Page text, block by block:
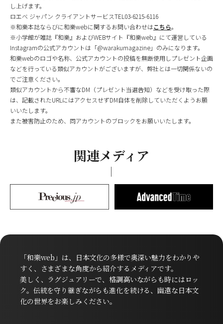
し上げます。
ロエベ ジャパン クライアントサービスTEL03-6215-6116
※和樂本誌ならびに和樂webに関するお問い合わせはこちら。
※小学館が雑誌『和樂』およびWEBサイト『和樂web』にて運営している
Instagramの公式アカウントは「@warakumagazine」のみになります。
和樂webのロゴや名称、公式アカウントの投稿を無断使用しプレゼント企画
などを行っている類似アカウントがございますが、弊社とは一切関係ないの
でご注意ください。
類似アカウントから不審なDM（プレゼント当選告知）などを受け取った際
は、記載されたURLにはアクセスせずDM自体を削除していただくようお願
いいたします。
また被害防止のため、同アカウントのブロックをお願いいたします。
関連メディア
「和樂web」は、日本文化の多様で奥深い魅力をわかりや
すく、さまざまな角度から紹介するメディアです。
美しく、ラグジュアリーで、格調高いながらも時にはロッ
ク。伝統を守り継ぎながらも進化を続ける、幽遠な日本文
化の世界をお楽しみください。